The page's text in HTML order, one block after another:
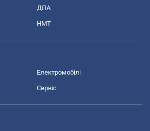
ДПА
НМТ
Електромобілі
Сервіс